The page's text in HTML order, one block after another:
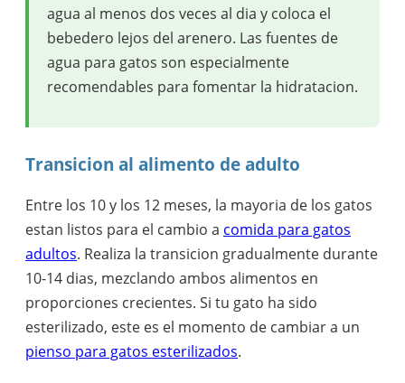
agua al menos dos veces al dia y coloca el
bebedero lejos del arenero. Las fuentes de
agua para gatos son especialmente
recomendables para fomentar la hidratacion.
Transicion al alimento de adulto
Entre los 10 y los 12 meses, la mayoria de los gatos
estan listos para el cambio a comida para gatos
adultos. Realiza la transicion gradualmente durante
10-14 dias, mezclando ambos alimentos en
proporciones crecientes. Si tu gato ha sido
esterilizado, este es el momento de cambiar a un
pienso para gatos esterilizados.